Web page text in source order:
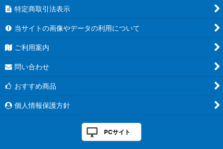
特定商取引法表示
当サイトの画像やデータの利用について
ご利用案内
問い合わせ
おすすめ商品
個人情報保護方針
PCサイト